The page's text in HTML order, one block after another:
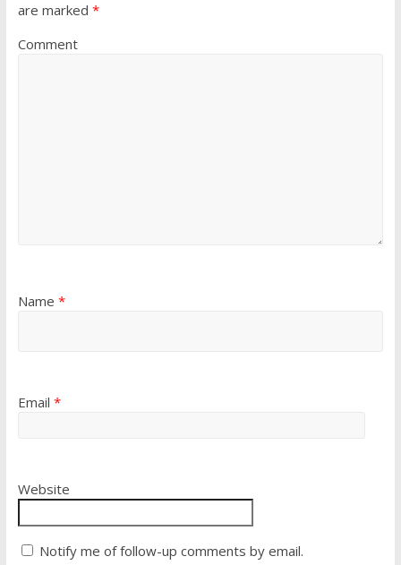
are marked *
Comment
Name *
Email *
Website
Notify me of follow-up comments by email.